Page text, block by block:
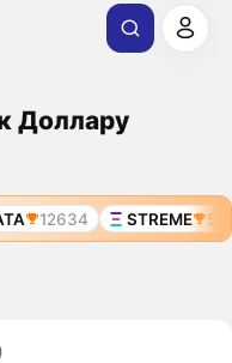
Доллару
12634 STREME